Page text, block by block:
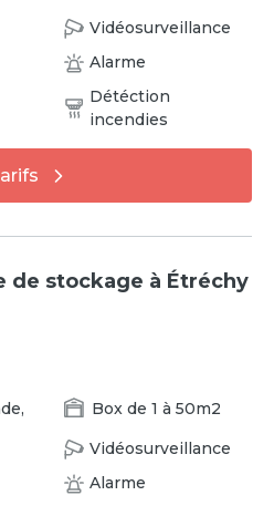
Vidéosurveillance
Alarme
Détéction
incendies
de stockage à Étréchy
,
Boxde 1 à 50m2
Vidéosurveillance
Alarme